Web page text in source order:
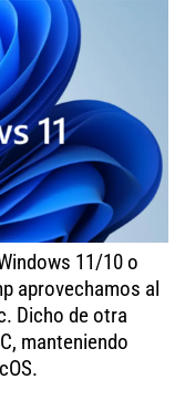
11/10 o
aprovechamos al
Dicho de otra
manteniendo